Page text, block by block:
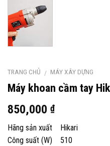
TRANG CHỦ / MÁY XÂY DỰNG
Máy khoan cầm tay
850,000 ₫
Hãng sản xuất Hikari
Công suất (W) 510